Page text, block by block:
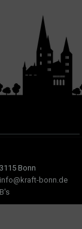
Bonn
bonn.de